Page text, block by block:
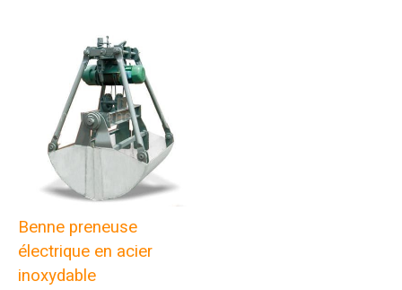
Benne preneuse
électrique en acier
inoxydable